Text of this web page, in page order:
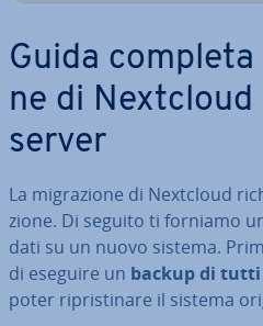
Guida
ne di Nextcloud
server
La mi­gra­zio­ne di Nextcloud
zio­ne. Di seguito ti forniamo
dati su un nuovo sistema.
di eseguire un backup di
poter ri­pri­sti­na­re il sistema